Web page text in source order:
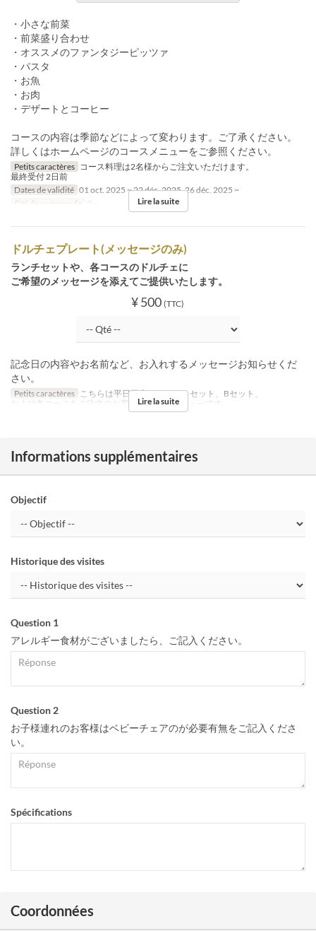
・小さな前菜
・前菜盛り合わせ
・オススメのファンタジーピッツァ
・パスタ
・お魚
・お肉
・デザートとコーヒー
コースの内容は季節などによって変わります。ご了承ください。
詳しくはホームページのコースメニューをご参照ください。
Petits caractères コース料理は2名様からご注文いただけます。
最終受付 2日前
Dates de validité 01 oct. 2025 ~ 22 déc. 2025, 26 déc. 2025 ~
Qté de commande
2 ~ Lire la suite
ドルチェプレート(メッセージのみ)
ランチセットや、各コースのドルチェに
ご希望のメッセージを添えてご提供いたします。
¥ 500 (TTC)
記念日の内容やお名前など、お入れするメッセージお知らせくだ
さい。
Petits caractères こちらは平日限定のランチＡセット、Bセット、
および各コースをご注文のお客様への限定メニューです。
Lire la suite
Informations supplémentaires
Objectif
Historique des visites
Question 1
アレルギー食材がございましたら、ご記入ください。
Question 2
お子様連れのお客様はベビーチェアのが必要有無をご記入くださ
い。
Spécifications
Coordonnées